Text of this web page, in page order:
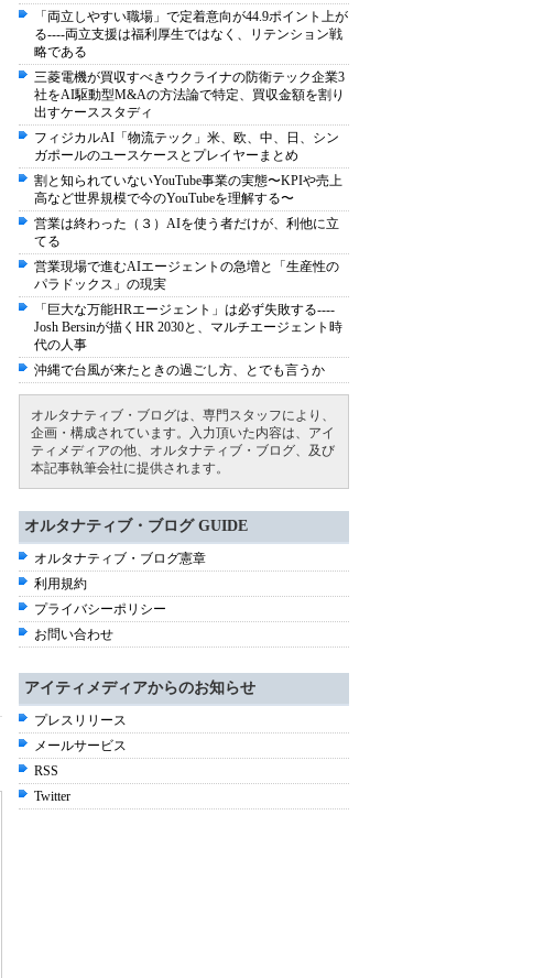
「両立しやすい職場」で定着意向が44.9ポイント上が
る----両立支援は福利厚生ではなく、リテンション戦
略である
三菱電機が買収すべきウクライナの防衛テック企業3
社をAI駆動型M&Aの方法論で特定、買収金額を割り
出すケーススタディ
フィジカルAI「物流テック」米、欧、中、日、シン
ガポールのユースケースとプレイヤーまとめ
割と知られていないYouTube事業の実態〜KPIや売上
高など世界規模で今のYouTubeを理解する〜
営業は終わった（３）AIを使う者だけが、利他に立
てる
営業現場で進むAIエージェントの急増と「生産性の
パラドックス」の現実
「巨大な万能HRエージェント」は必ず失敗する----
Josh Bersinが描くHR 2030と、マルチエージェント時
代の人事
沖縄で台風が来たときの過ごし方、とでも言うか
オルタナティブ・ブログは、専門スタッフにより、
企画・構成されています。入力頂いた内容は、アイ
ティメディアの他、オルタナティブ・ブログ、及び
本記事執筆会社に提供されます。
オルタナティブ・ブログ GUIDE
オルタナティブ・ブログ憲章
利用規約
プライバシーポリシー
お問い合わせ
アイティメディアからのお知らせ
プレスリリース
メールサービス
RSS
Twitter